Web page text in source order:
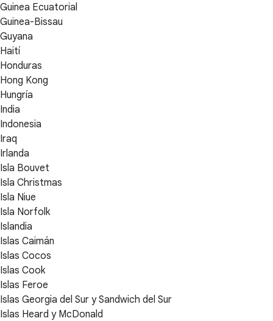
Guinea Ecuatorial
Guinea-Bissau
Guyana
Haití
Honduras
Hong Kong
Hungría
India
Indonesia
Iraq
Irlanda
Isla Bouvet
Isla Christmas
Isla Niue
Isla Norfolk
Islandia
Islas Caimán
Islas Cocos
Islas Cook
Islas Feroe
Islas Georgia del Sur y Sandwich del Sur
Islas Heard y McDonald